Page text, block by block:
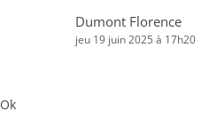
Dumont Florence
jeu 19 juin 2025 à 17h20
Ok